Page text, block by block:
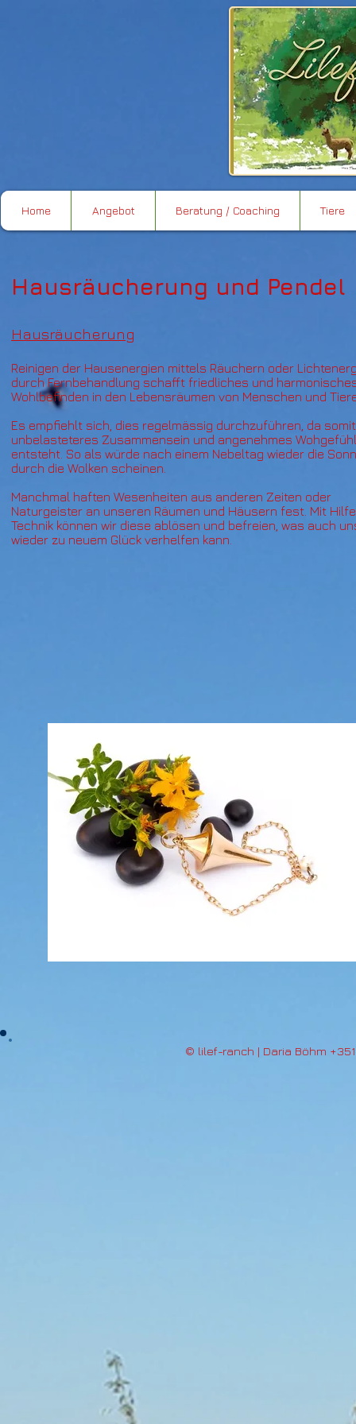
Home Angebot Beratung / Coaching Tiere
Hausräucherung und Pendel
Hausräucherung
Reinigen der Hausenergien mittels Räuchern oder
durch Fernbehandlung schafft friedliches und
Wohlbefinden in den Lebensräumen von Menschen und
Es empfiehlt sich, dies regelmässig durchzuführen, da
unbelasteteres Zusammensein und angenehmes Wohgefühl
entsteht. So als würde nach einem Nebeltag wieder die
durch die Wolken scheinen.
Manchmal haften Wesenheiten aus anderen Zeiten oder
Naturgeister an unseren Räumen und Häusern fest. Mit
Technik können wir diese ablösen und befreien, was auch
wieder zu neuem Glück verhelfen kann.
© lilef-ranch | Daria Böhm